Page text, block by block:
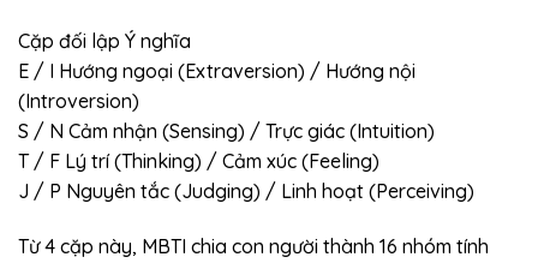
Cặp đối lập Ý nghĩa
E / I Hướng ngoại (Extraversion) / Hướng nội
(Introversion)
S / N Cảm nhận (Sensing) / Trực giác (Intuition)
T / F Lý trí (Thinking) / Cảm xúc (Feeling)
J / P Nguyên tắc (Judging) / Linh hoạt (Perceiving)
Từ 4 cặp này, MBTI chia con người thành 16 nhóm tính